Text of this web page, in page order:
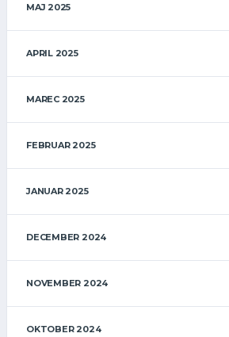
MAJ 2025
APRIL 2025
MAREC 2025
FEBRUAR 2025
JANUAR 2025
DECEMBER 2024
NOVEMBER 2024
OKTOBER 2024